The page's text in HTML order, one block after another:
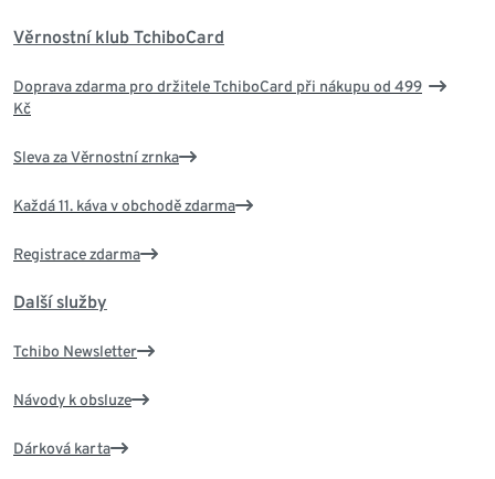
Věrnostní klub TchiboCard
Doprava zdarma pro držitele TchiboCard při nákupu od 499
Kč
Sleva za Věrnostní zrnka
Každá 11. káva v obchodě zdarma
Registrace zdarma
Další služby
Tchibo Newsletter
Návody k obsluze
Dárková karta